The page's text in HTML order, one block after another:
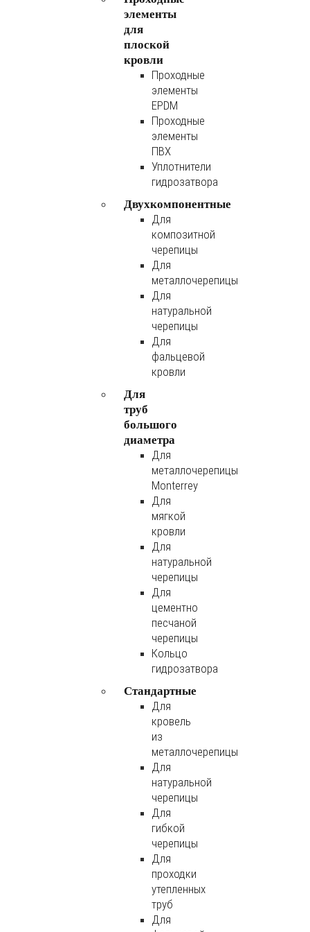
элементы
для
плоской
кровли
Проходные
элементы
EPDM
Проходные
элементы
ПВХ
Уплотнители
гидрозатвора
Двухкомпонентные
Для
композитной
черепицы
Для
металлочерепицы
Для
натуральной
черепицы
Для
фальцевой
кровли
Для
труб
большого
диаметра
Для
металлочерепицы
Monterrey
Для
мягкой
кровли
Для
натуральной
черепицы
Для
цементно
песчаной
черепицы
Кольцо
гидрозатвора
Стандартные
Для
кровель
из
металлочерепицы
Для
натуральной
черепицы
Для
гибкой
черепицы
Для
проходки
утепленных
труб
Для